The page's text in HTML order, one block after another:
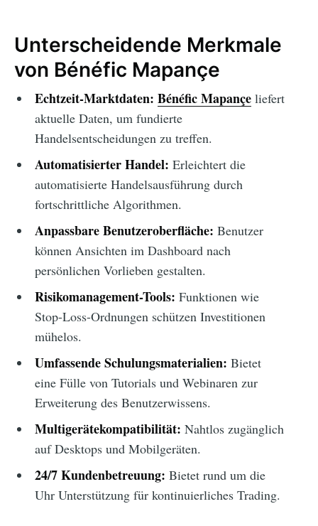
Unterscheidende Merkmale
von Bénéfic Mapançe
Echtzeit-Marktdaten: Bénéfic Mapançeliefert
aktuelle Daten, um fundierte
Handelsentscheidungen zu treffen.
Automatisierter Handel: Erleichtert die
automatisierte Handelsausführung durch
fortschrittliche Algorithmen.
Anpassbare Benutzeroberfläche: Benutzer
können Ansichten im Dashboard nach
persönlichen Vorlieben gestalten.
Risikomanagement-Tools: Funktionen wie
Stop-Loss-Ordnungen schützen Investitionen
mühelos.
Umfassende Schulungsmaterialien: Bietet
eine Fülle von Tutorials und Webinaren zur
Erweiterung des Benutzerwissens.
Multigerätekompatibilität: Nahtlos zugänglich
auf Desktops und Mobilgeräten.
24/7 Kundenbetreuung: Bietet rund um die
Uhr Unterstützung für kontinuierliches Trading.